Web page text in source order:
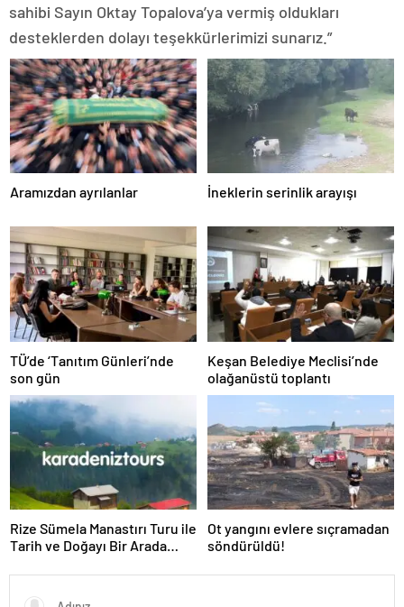
sahibi Sayın Oktay Topalova’ya vermiş oldukları
desteklerden dolayı teşekkürlerimizi sunarız.”
Aramızdan ayrılanlar İneklerin serinlik arayışı
TÜ’de ‘Tanıtım Günleri’nde
son gün
Keşan Belediye Meclisi’nde
olağanüstü toplantı
Rize Sümela Manastırı Turu ile
Tarih ve Doğayı Bir Arada
Ot yangını evlere sıçramadan
söndürüldü!